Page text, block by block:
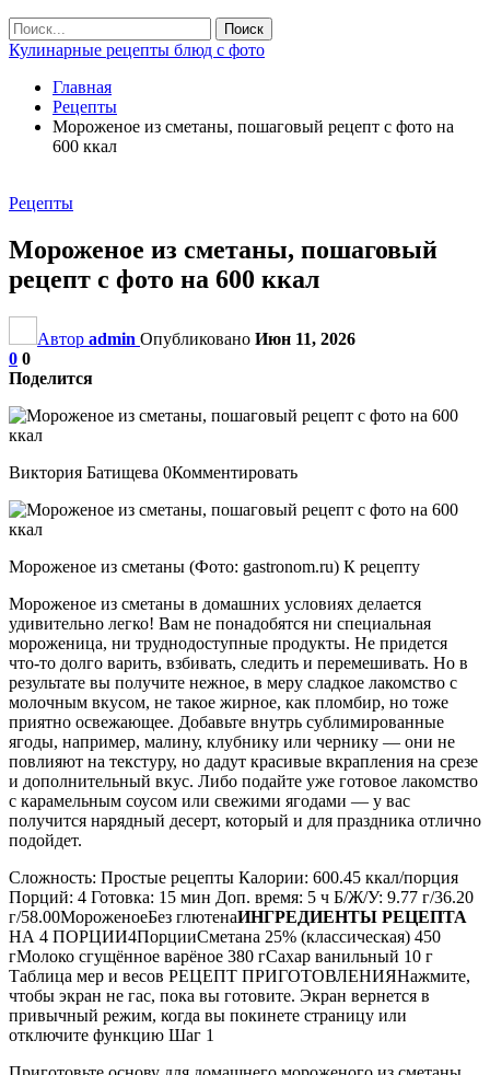
Кулинарные рецепты блюд с фото
Главная
Рецепты
Мороженое из сметаны, пошаговый рецепт с фото на
600 ккал
Рецепты
Мороженое из сметаны, пошаговый
рецепт с фото на 600 ккал
Автор admin Опубликовано Июн 11, 2026
0 0
Поделится
Виктория Батищева 0Комментировать
Мороженое из сметаны (Фото: gastronom.ru) К рецепту
Мороженое из сметаны в домашних условиях делается
удивительно легко! Вам не понадобятся ни специальная
мороженица, ни труднодоступные продукты. Не придется
что-то долго варить, взбивать, следить и перемешивать. Но в
результате вы получите нежное, в меру сладкое лакомство с
молочным вкусом, не такое жирное, как пломбир, но тоже
приятно освежающее. Добавьте внутрь сублимированные
ягоды, например, малину, клубнику или чернику — они не
повлияют на текстуру, но дадут красивые вкрапления на срезе
и дополнительный вкус. Либо подайте уже готовое лакомство
с карамельным соусом или свежими ягодами — у вас
получится нарядный десерт, который и для праздника отлично
подойдет.
Сложность: Простые рецепты Калории: 600.45 ккал/порция
Порций: 4 Готовка: 15 мин Доп. время: 5 ч Б/Ж/У: 9.77 г/36.20
г/58.00МороженоеБез глютенаИНГРЕДИЕНТЫ РЕЦЕПТА
НА 4 ПОРЦИИ4ПорцииСметана 25% (классическая) 450
гМолоко сгущённое варёное 380 гСахар ванильный 10 г
Таблица мер и весов РЕЦЕПТ ПРИГОТОВЛЕНИЯНажмите,
чтобы экран не гас, пока вы готовите. Экран вернется в
привычный режим, когда вы покинете страницу или
отключите функцию Шаг 1